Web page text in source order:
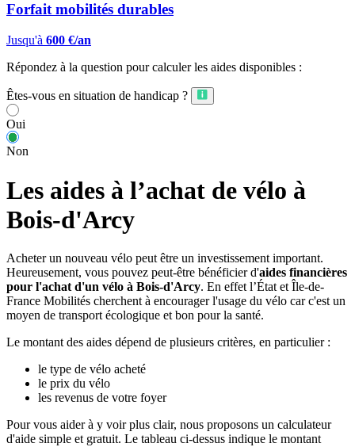
Forfait mobilités durables
Jusqu'à 600 €/an
Répondez à la question pour calculer les aides disponibles :
Êtes-vous en situation de handicap ?
Oui
Non
Les aides à l’achat de vélo à
Bois-d'Arcy
Acheter un nouveau vélo peut être un investissement important.
Heureusement, vous pouvez peut-être bénéficier d'aides financières
pour l'achat d'un vélo à Bois-d'Arcy. En effet l’État et Île-de-
France Mobilités cherchent à encourager l'usage du vélo car c'est un
moyen de transport écologique et bon pour la santé.
Le montant des aides dépend de plusieurs critères, en particulier :
le type de vélo acheté
le prix du vélo
les revenus de votre foyer
Pour vous aider à y voir plus clair, nous proposons un calculateur
d'aide simple et gratuit. Le tableau ci-dessus indique le montant